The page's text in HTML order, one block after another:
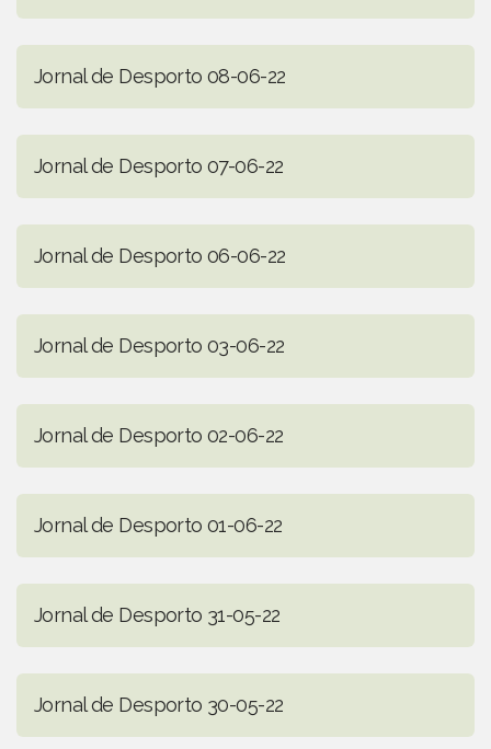
Jornal de Desporto 08-06-22
Jornal de Desporto 07-06-22
Jornal de Desporto 06-06-22
Jornal de Desporto 03-06-22
Jornal de Desporto 02-06-22
Jornal de Desporto 01-06-22
Jornal de Desporto 31-05-22
Jornal de Desporto 30-05-22